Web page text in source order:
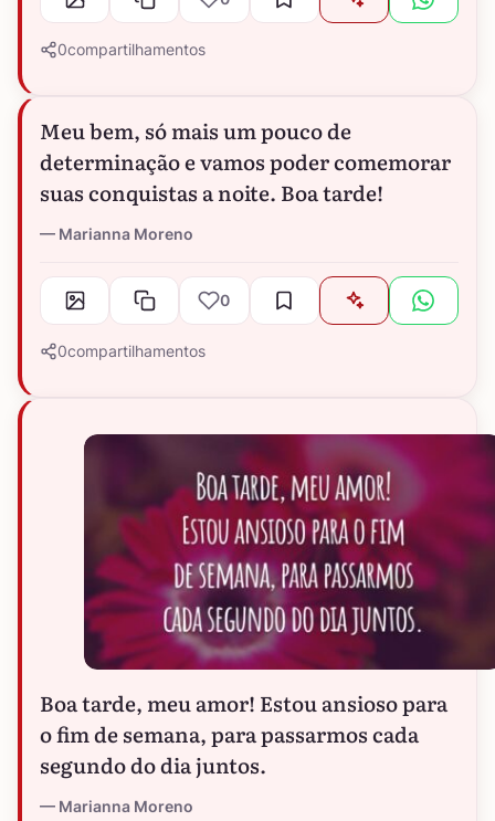
0compartilhamentos
Meu bem, só mais um pouco de
determinação e vamos poder comemorar
suas conquistas a noite. Boa tarde!
Marianna Moreno
0
0compartilhamentos
Boa tarde, meu amor! Estou ansioso para
o fim de semana, para passarmos cada
segundo do dia juntos.
Marianna Moreno